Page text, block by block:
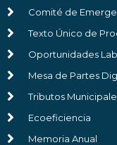
Comité de
Texto Único de
Oportunidades
Mesa de Partes
Tributos
Ecoeficiencia
Memoria Anual